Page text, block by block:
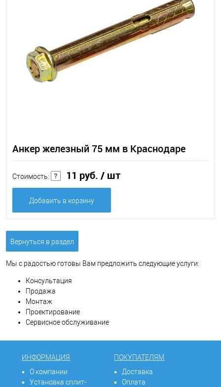
Анкер железный 75 мм в Краснодаре
Стоимость: 11 руб. / шт
Добавить в корзину
Вернуться в раздел
Мы с радостью готовы Вам предложить следующие услуги:
Консультация
Продажа
Монтаж
Проектирование
Сервисное обслуживание
ИНФОРМАЦИЯ
О компании
Установка сплит-
ПОКУПАТЕЛЯМ
Доставка
Оплата